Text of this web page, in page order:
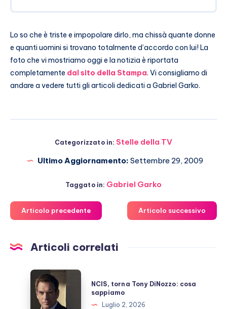
Lo so che è triste e impopolare dirlo, ma chissà quante donne
e quanti uomini si trovano totalmente d’accordo con lui! La
foto che vi mostriamo oggi e la notizia è riportata
completamente dal sito della Stampa. Vi consigliamo di
andare a vedere tutti gli articoli dedicati a Gabriel Garko.
Categorizzato in: Stelle della TV
Ultimo Aggiornamento: Settembre 29, 2009
Taggato in: Gabriel Garko
Articolo precedente Articolo successivo
Articoli correlati
NCIS,
torna
Tony
NCIS, torna Tony DiNozzo: cosa
sappiamo
Luglio 2, 2026